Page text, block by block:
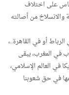
على اختلاف
من أصالته
أو في القاهرة..،
في المغرب، يبقى
العالم الإسلامي،
في حق شعوبنا